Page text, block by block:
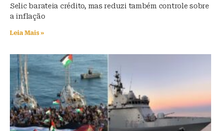
Selic barateia crédito, mas reduzi também controle sobre
a inflação
Leia Mais »